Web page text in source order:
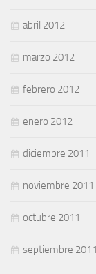
abril 2012
marzo 2012
febrero 2012
enero 2012
diciembre 2011
noviembre 2011
octubre 2011
septiembre 2011